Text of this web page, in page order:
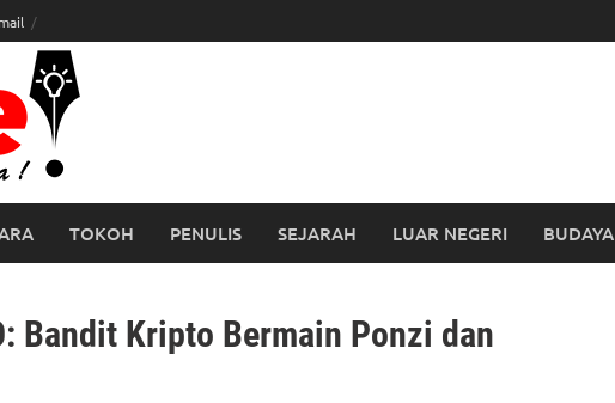
TOKOH PENULIS SEJARAH LUAR NEGERI BUDAYA
Bandit Kripto Bermain Ponzi dan